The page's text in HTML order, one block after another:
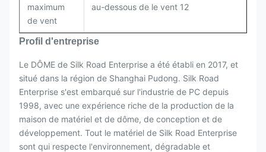
maximum
de vent
au-dessous de le vent 12
Profil d'entreprise
Le DÔME de Silk Road Enterprise a été établi en 2017, et
situé dans la région de Shanghai Pudong. Silk Road
Enterprise s'est embarqué sur l'industrie de PC depuis
1998, avec une expérience riche de la production de la
maison de matériel et de dôme, de conception et de
développement. Tout le matériel de Silk Road Enterprise
sont qui respecte l'environnement, dégradable et